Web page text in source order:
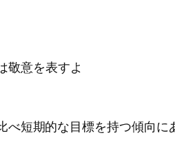
敬意を表すよ
べ短期的な目標を持つ傾向に